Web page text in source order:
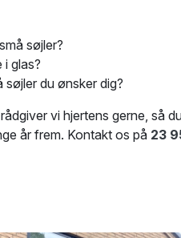
søjler?
glas?
du ønsker dig?
vi hjertens gerne, så
år frem. Kontakt os på 23